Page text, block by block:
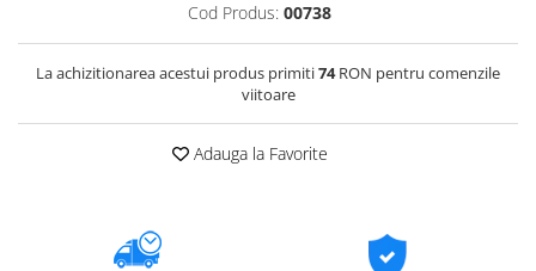
Cod Produs: 00738
La achizitionarea acestui produs primiti74RON pentru comenzile
viitoare
Adauga la Favorite